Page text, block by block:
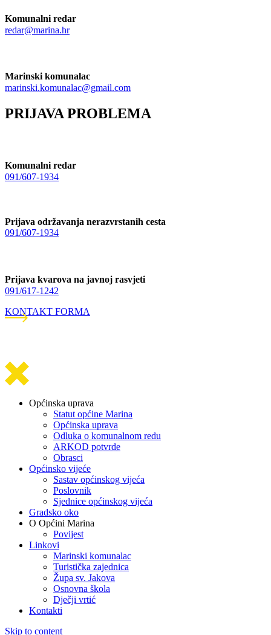
Komunalni redar
redar@marina.hr
Marinski komunalac
marinski.komunalac@gmail.com
PRIJAVA PROBLEMA
Komunalni redar
091/607-1934
Prijava održavanja nerazvrstanih cesta
091/607-1934
Prijava kvarova na javnoj rasvjeti
091/617-1242
KONTAKT FORMA
Općinska uprava
Statut općine Marina
Općinska uprava
Odluka o komunalnom redu
ARKOD potvrde
Obrasci
Općinsko vijeće
Sastav općinskog vijeća
Poslovnik
Sjednice općinskog vijeća
Gradsko oko
O Općini Marina
Povijest
Linkovi
Marinski komunalac
Turistička zajednica
Župa sv. Jakova
Osnovna škola
Dječji vrtić
Kontakti
Skip to content